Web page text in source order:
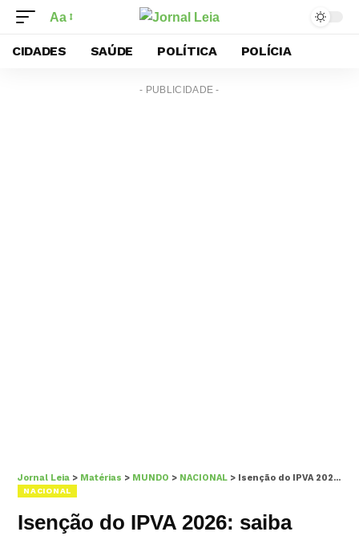
Aa
CIDADES SAÚDE POLÍTICA POLÍCIA
- PUBLICIDADE -
Jornal Leia > Matérias > MUNDO > NACIONAL > Isenção do IPVA 2026: saiba quais veículos não pagam o imposto em São Paulo
NACIONAL
Isenção do IPVA 2026: saiba